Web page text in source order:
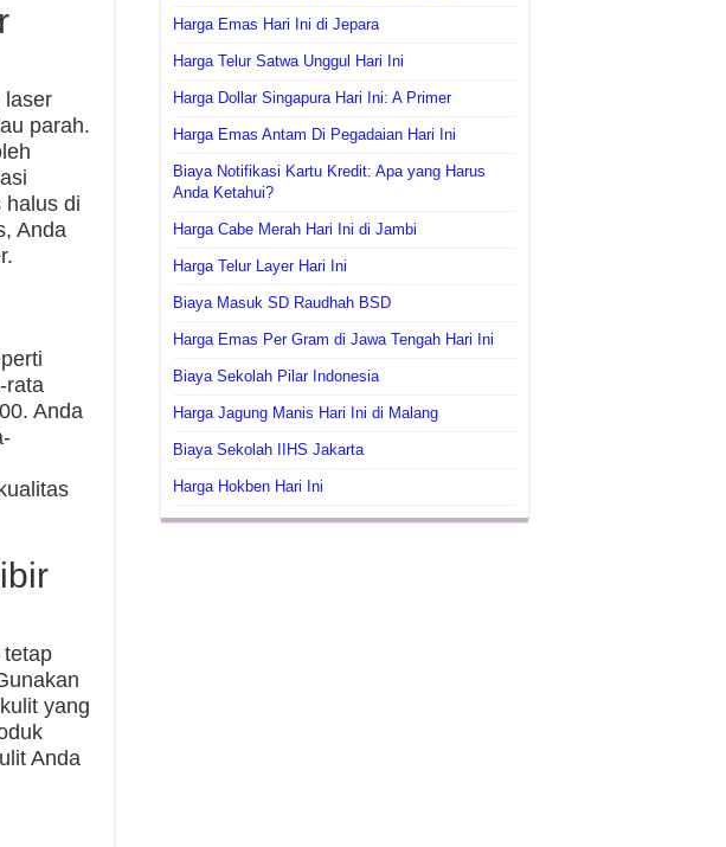
laser
parah.
halus di
Anda
rata
Anda
tetap
yang
Anda
Harga Emas Hari Ini di Jepara
Harga Telur Satwa Unggul Hari Ini
Harga Dollar Singapura Hari Ini: A Primer
Harga Emas Antam Di Pegadaian Hari Ini
Biaya Notifikasi Kartu Kredit: Apa yang Harus
Anda Ketahui?
Harga Cabe Merah Hari Ini di Jambi
Harga Telur Layer Hari Ini
Biaya Masuk SD Raudhah BSD
Harga Emas Per Gram di Jawa Tengah Hari Ini
Biaya Sekolah Pilar Indonesia
Harga Jagung Manis Hari Ini di Malang
Biaya Sekolah IIHS Jakarta
Harga Hokben Hari Ini